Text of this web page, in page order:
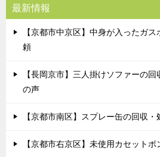
最新情報
【京都市中京区】中身が入ったガ
頼
【長岡京市】三人掛けソファーの
の声
【京都市南区】スプレー缶の回収
【京都市右京区】未使用カセット